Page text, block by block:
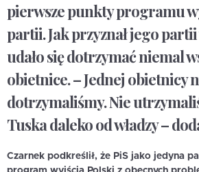
pierwsze punkty programu
partii. Jak przyznał jego partii
udało się dotrzymać niemal
obietnice. – Jednej obietnicy
dotrzymaliśmy. Nie
Tuska daleko od władzy –
Czarnek podkreślił, że PiS jako jedyna